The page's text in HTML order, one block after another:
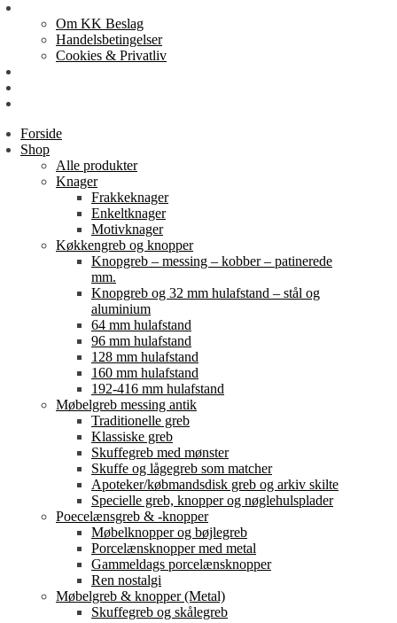
Om KK Beslag
Handelsbetingelser
Cookies & Privatliv
Forside
Shop
Alle produkter
Knager
Frakkeknager
Enkeltknager
Motivknager
Køkkengreb og knopper
Knopgreb – messing – kobber – patinerede
mm.
Knopgreb og 32 mm hulafstand – stål og
aluminium
64 mm hulafstand
96 mm hulafstand
128 mm hulafstand
160 mm hulafstand
192-416 mm hulafstand
Møbelgreb messing antik
Traditionelle greb
Klassiske greb
Skuffegreb med mønster
Skuffe og lågegreb som matcher
Apoteker/købmandsdisk greb og arkiv skilte
Specielle greb, knopper og nøglehulsplader
Poecelænsgreb & -knopper
Møbelknopper og bøjlegreb
Porcelænsknopper med metal
Gammeldags porcelænsknopper
Ren nostalgi
Møbelgreb & knopper (Metal)
Skuffegreb og skålegreb